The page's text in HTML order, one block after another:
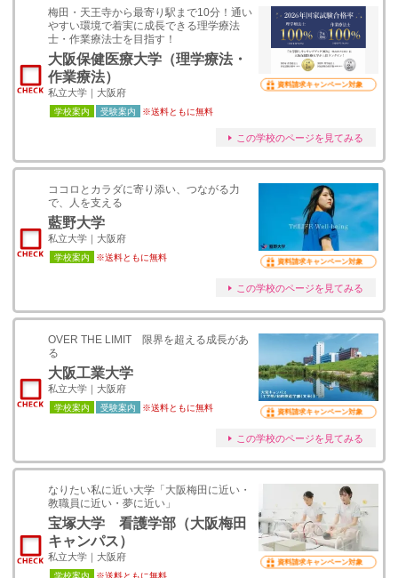
梅田・天王寺から最寄り駅まで10分！通い
やすい環境で着実に成長できる理学療法
士・作業療法士を目指す！
大阪保健医療大学（理学療法・
作業療法）
私立大学｜大阪府
学校案内 受験案内 ※送料ともに無料
資料請求キャンペーン対象
この学校のページを見てみる
ココロとカラダに寄り添い、つながる力
で、人を支える
藍野大学
私立大学｜大阪府
学校案内 ※送料ともに無料 資料請求キャンペーン対象
この学校のページを見てみる
OVER THE LIMIT 限界を超える成長があ
る
大阪工業大学
私立大学｜大阪府
学校案内 受験案内 ※送料ともに無料 資料請求キャンペーン対象
この学校のページを見てみる
なりたい私に近い大学「大阪梅田に近い・
教職員に近い・夢に近い」
宝塚大学 看護学部（大阪梅田
キャンパス）
私立大学｜大阪府
学校案内 ※送料ともに無料
資料請求キャンペーン対象